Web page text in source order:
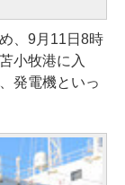
、9月11日8時
小牧港に入
発電機といっ